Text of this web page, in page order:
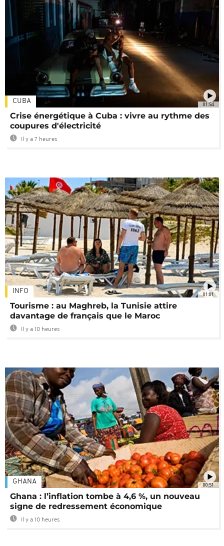
01:54
CUBA
Crise énergétique à Cuba : vivre au rythme des
coupures d'électricité
Il y a 7 heures
01:01
INFO
Tourisme : au Maghreb, la Tunisie attire
davantage de français que le Maroc
Il y a 10 heures
00:51
GHANA
Ghana : l’inflation tombe à 4,6 %, un nouveau
signe de redressement économique
Il y a 10 heures